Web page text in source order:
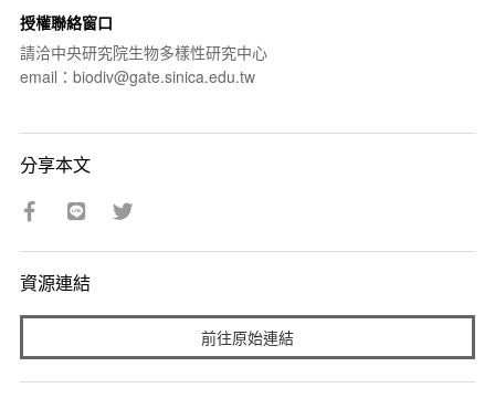
授權聯絡窗口
請洽中央研究院生物多樣性研究中心
email：biodiv@gate.sinica.edu.tw
分享本文
資源連結
前往原始連結